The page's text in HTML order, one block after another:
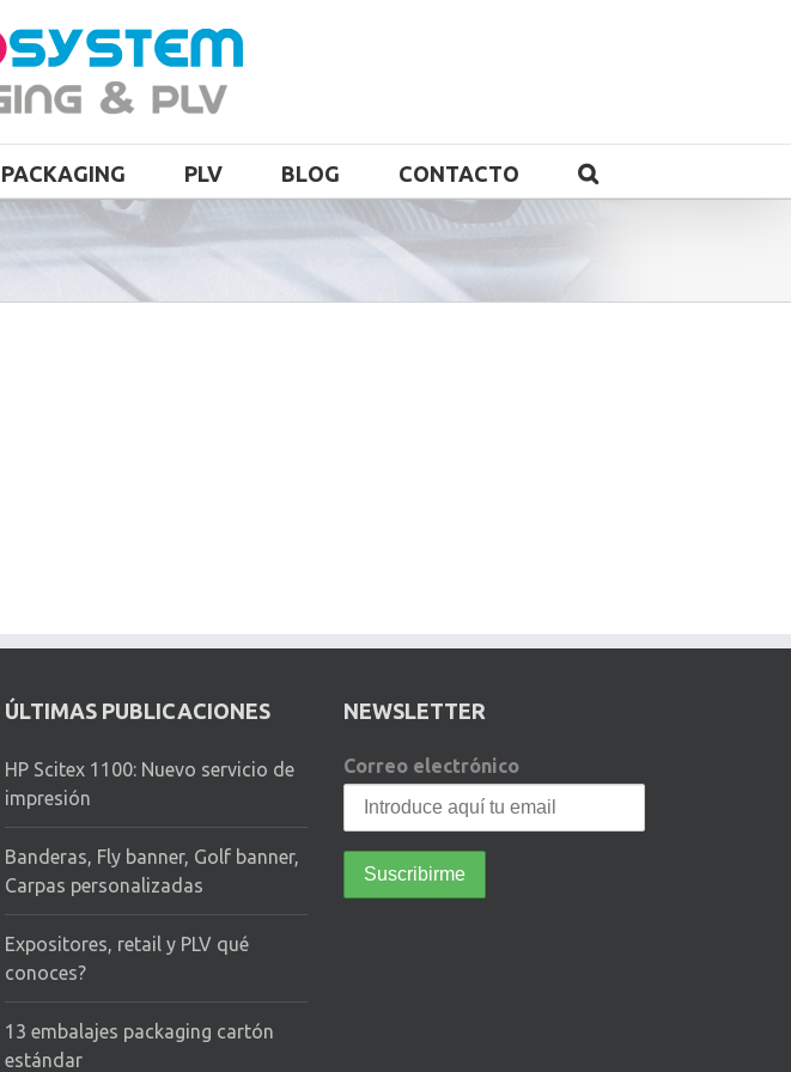
PACKAGING PLV BLOG CONTACTO
ÚLTIMAS PUBLICACIONES
HP Scitex 1100: Nuevo servicio de
impresión
Banderas, Fly banner, Golf banner,
Carpas personalizadas
Expositores, retail y PLV qué
conoces?
13 embalajes packaging cartón
estándar
NEWSLETTER
Correo electrónico